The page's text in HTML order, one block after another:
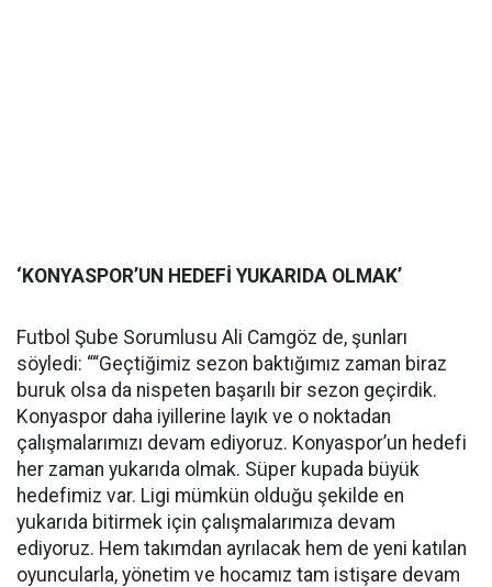
‘KONYASPOR’UN HEDEFİ YUKARIDA OLMAK’
Futbol Şube Sorumlusu Ali Camgöz de, şunları
söyledi: ““Geçtiğimiz sezon baktığımız zaman biraz
buruk olsa da nispeten başarılı bir sezon geçirdik.
Konyaspor daha iyillerine layık ve o noktadan
çalışmalarımızı devam ediyoruz. Konyaspor’un hedefi
her zaman yukarıda olmak. Süper kupada büyük
hedefimiz var. Ligi mümkün olduğu şekilde en
yukarıda bitirmek için çalışmalarımıza devam
ediyoruz. Hem takımdan ayrılacak hem de yeni katılan
oyuncularla, yönetim ve hocamız tam istişare devam